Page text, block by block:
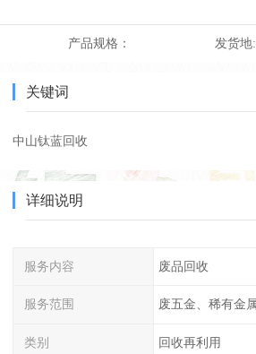
产品规格： 发货地:
关键词
中山钛蓝回收
详细说明
服务内容 废品回收
服务范围
类别 回收再利用